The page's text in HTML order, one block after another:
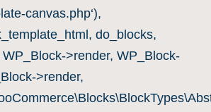
canvas.php‘),
do_blocks,
>render, WP_Block-
>render,